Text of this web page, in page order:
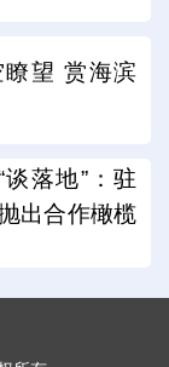
望 赏海滨
谈落地”：驻
出合作橄榄